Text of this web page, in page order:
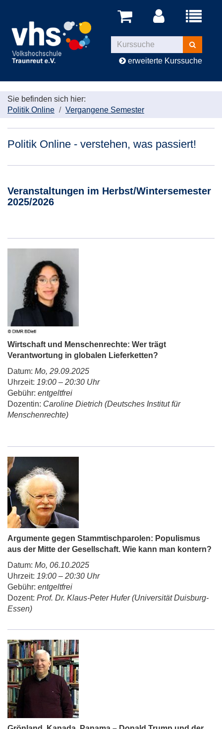
Menü
Kurse
suchen
erweiterte Kurssuche
Sie befinden sich hier:
Politik Online
Vergangene Semester
Politik Online - verstehen, was passiert!
Veranstaltungen im Herbst/Wintersemester
2025/2026
Wirtschaft und Menschenrechte: Wer trägt
Verantwortung in globalen Lieferketten?
Datum: Mo, 29.09.2025
Uhrzeit: 19:00 – 20:30 Uhr
Gebühr: entgeltfrei
Dozentin: Caroline Dietrich (Deutsches Institut für
Menschenrechte)
Argumente gegen Stammtischparolen: Populismus
aus der Mitte der Gesellschaft. Wie kann man kontern?
Datum: Mo, 06.10.2025
Uhrzeit: 19:00 – 20:30 Uhr
Gebühr: entgeltfrei
Dozent: Prof. Dr. Klaus-Peter Hufer (Universität Duisburg-
Essen)